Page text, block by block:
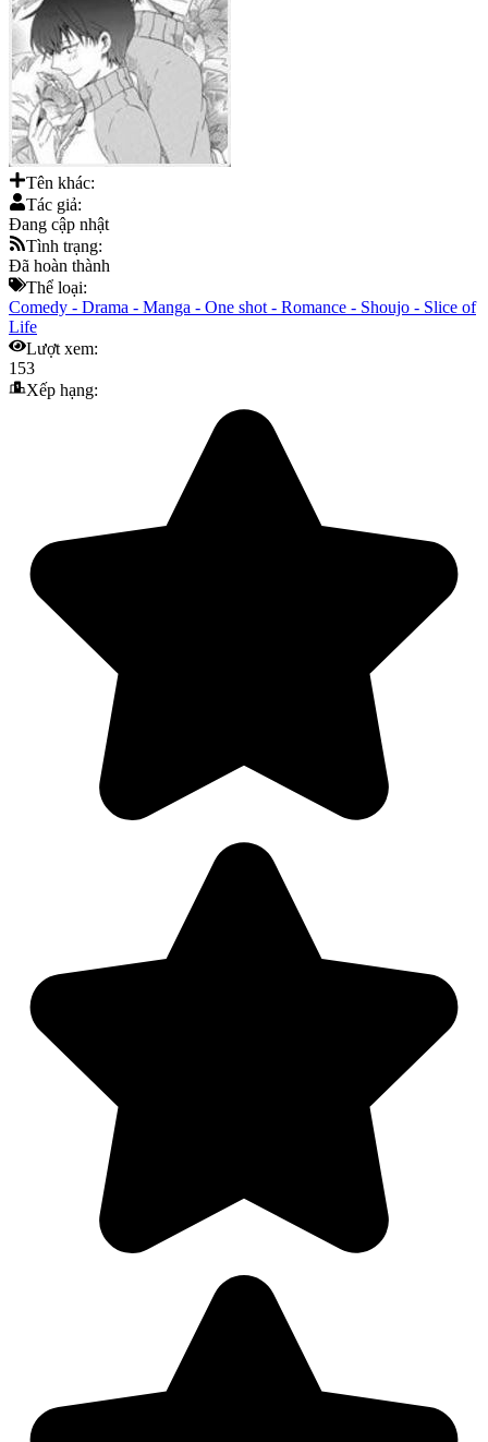
Tên khác:
Tác giả:
Đang cập nhật
Tình trạng:
Đã hoàn thành
Thể loại:
Comedy - Drama - Manga - One shot - Romance - Shoujo - Slice of
Life
Lượt xem:
153
Xếp hạng: